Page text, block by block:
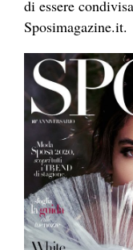
di essere
Sposimagazine.it.